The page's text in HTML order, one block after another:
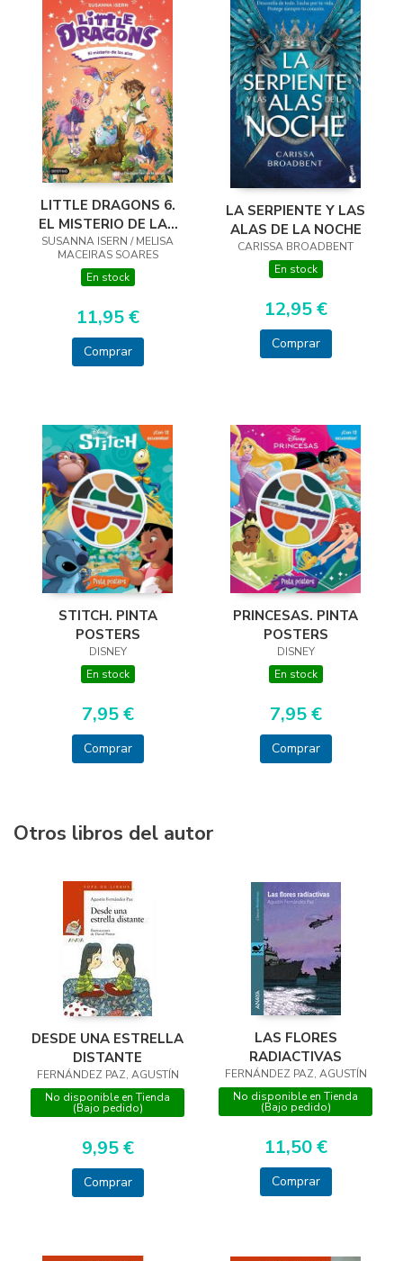
LITTLE DRAGONS 6.
EL MISTERIO DE LAS
ALAS
SUSANNA ISERN / MELISA
MACEIRAS SOARES
En stock
11,95 €
Comprar
LA SERPIENTE Y LAS
ALAS DE LA NOCHE
CARISSA BROADBENT
En stock
12,95 €
Comprar
STITCH. PINTA
POSTERS
DISNEY
En stock
7,95 €
Comprar
PRINCESAS. PINTA
POSTERS
DISNEY
En stock
7,95 €
Comprar
Otros libros del autor
DESDE UNA ESTRELLA
DISTANTE
FERNÁNDEZ PAZ, AGUSTÍN
No disponible en Tienda
(Bajo pedido)
9,95 €
Comprar
LAS FLORES
RADIACTIVAS
FERNÁNDEZ PAZ, AGUSTÍN
No disponible en Tienda
(Bajo pedido)
11,50 €
Comprar